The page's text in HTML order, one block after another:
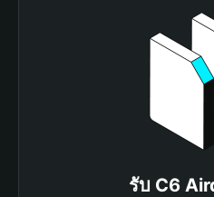
รับ C6